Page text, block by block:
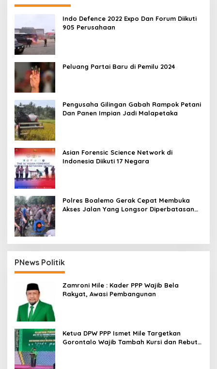
Indo Defence 2022 Expo Dan Forum Diikuti
905 Perusahaan
Peluang Partai Baru di Pemilu 2024
Pengusaha Gilingan Gabah Rampok Petani
Dan Panen Impian Jadi Malapetaka
Asian Forensic Science Network di
Indonesia Diikuti 17 Negara
Polres Boalemo Gerak Cepat Membuka
Akses Jalan Yang Longsor Diperbatasan
PNews Politik
Zamroni Mile : Kader PPP Wajib Bela
Rakyat, Awasi Pembangunan
Ketua DPW PPP Ismet Mile Targetkan
Gorontalo Wajib Tambah Kursi dan Rebut